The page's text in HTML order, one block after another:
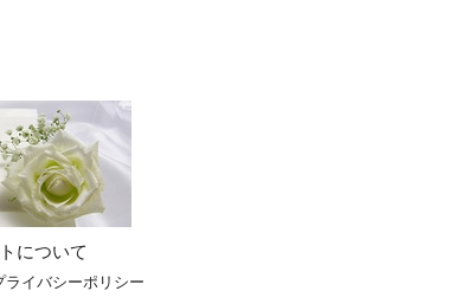
について
ライバシーポリシー